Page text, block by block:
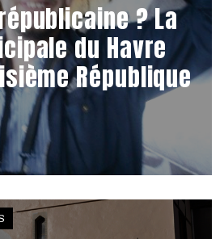
? La
du Havre
République